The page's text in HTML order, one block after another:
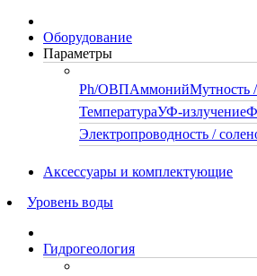
Оборудование
Параметры
Ph/ОВПАммонийМутность
ТемператураУФ-излучение
Электропроводность /
Аксессуары и комплектующие
Уровень воды
Гидрогеология